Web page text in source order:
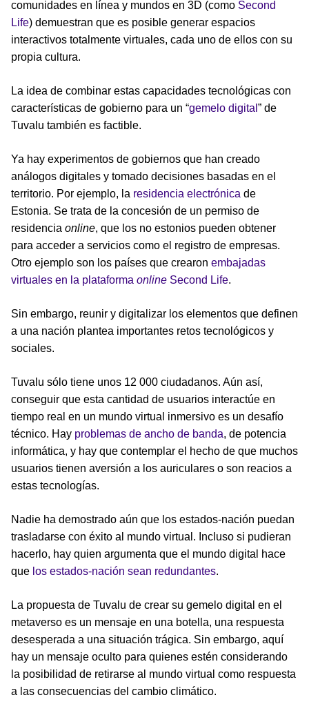
comunidades en línea y mundos en 3D (como Second
Life) demuestran que es posible generar espacios
interactivos totalmente virtuales, cada uno de ellos con su
propia cultura.
La idea de combinar estas capacidades tecnológicas con
características de gobierno para un “gemelo digital ” de
Tuvalu también es factible.
Ya hay experimentos de gobiernos que han creado
análogos digitales y tomado decisiones basadas en el
territorio. Por ejemplo, la residencia electrónica de
Estonia. Se trata de la concesión de un permiso de
residencia online, que los no estonios pueden obtener
para acceder a servicios como el registro de empresas.
Otro ejemplo son los países que crearon embajadas
virtuales en la plataforma online Second Life.
Sin embargo, reunir y digitalizar los elementos que definen
a una nación plantea importantes retos tecnológicos y
sociales.
Tuvalu sólo tiene unos 12 000 ciudadanos. Aún así,
conseguir que esta cantidad de usuarios interactúe en
tiempo real en un mundo virtual inmersivo es un desafío
técnico. Hay problemas de ancho de banda, de potencia
informática, y hay que contemplar el hecho de que muchos
usuarios tienen aversión a los auriculares o son reacios a
estas tecnologías.
Nadie ha demostrado aún que los estados-nación puedan
trasladarse con éxito al mundo virtual. Incluso si pudieran
hacerlo, hay quien argumenta que el mundo digital hace
que los estados-nación sean redundantes.
La propuesta de Tuvalu de crear su gemelo digital en el
metaverso es un mensaje en una botella, una respuesta
desesperada a una situación trágica. Sin embargo, aquí
hay un mensaje oculto para quienes estén considerando
la posibilidad de retirarse al mundo virtual como respuesta
a las consecuencias del cambio climático.